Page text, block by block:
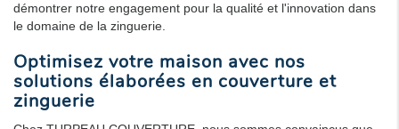
démontrer notre engagement pour la qualité et l'innovation dans
le domaine de la zinguerie.
Optimisez votre maison avec nos
solutions élaborées en couverture et
zinguerie